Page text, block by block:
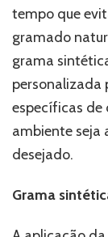
tempo que
gramado
grama
personalizada
específicas
ambiente seja
desejado.
Grama